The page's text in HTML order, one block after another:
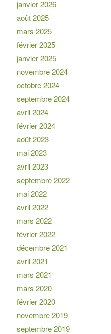
janvier 2026
août 2025
mars 2025
février 2025
janvier 2025
novembre 2024
octobre 2024
septembre 2024
avril 2024
février 2024
août 2023
mai 2023
avril 2023
septembre 2022
mai 2022
avril 2022
mars 2022
février 2022
décembre 2021
avril 2021
mars 2021
mars 2020
février 2020
novembre 2019
septembre 2019